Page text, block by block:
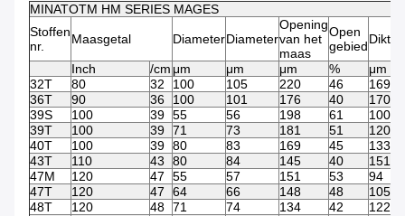
MINATOTM HM SERIES MAGES
Stoffen
nr.
Maasgetal DiameterDiameter
Opening
van het
maas
Open
gebiedDikte
Inch /cm μm μm μm % μm
32T
80 32 100 105 220 46 169
36T
90 36 100 101 176 40 170
39S
100 39 55 56 198 61 100
39T
100 39 71 73 181 51 120
40T
100 39 80 83 169 45 133
43T
110 43 80 84 145 40 151
47M
120 47 55 57 151 53 94
47T
120 47 64 66 148 48 105
48T
120 48 71 74 134 42 122